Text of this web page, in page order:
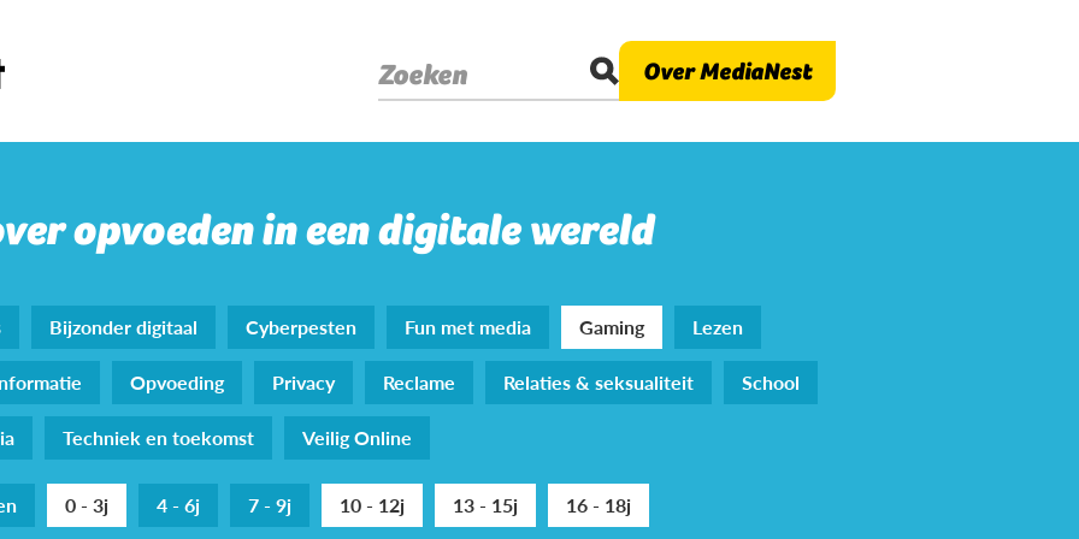
Zoeken Over MediaNest
opvoeden in een digitale wereld
Bijzonder digitaal Cyberpesten Fun met media Gaming
Lezen
Opvoeding Privacy Reclame Relaties & seksualiteit
School
Techniek en toekomst Veilig Online
0 - 3j 4 - 6j 7 - 9j 10 - 12j 13 - 15j 16 - 18j